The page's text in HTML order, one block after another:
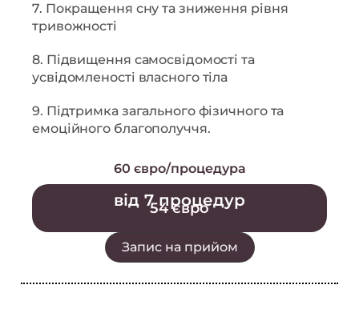
7. Покращення сну та зниження рівня
тривожності
8. Підвищення самосвідомості та
усвідомленості власного тіла
9. Підтримка загального фізичного та
емоційного благополуччя.
60 євро/процедура
від 7 процедур
54 євро
Запис на прийом